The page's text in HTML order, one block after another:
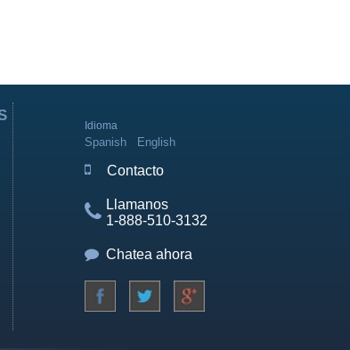
Idioma
Spanish English
Contacto
Llamanos
1-888-510-3132
Chatea ahora